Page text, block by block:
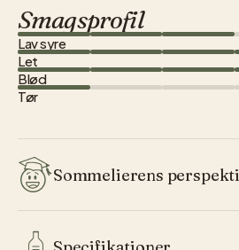
Smagsprofil
Lav syre
Let
Blød
Tør
Sommelierens
bølgende bakker, ligger Cantine